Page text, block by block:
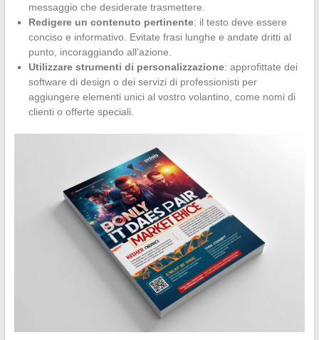
messaggio che desiderate trasmettere.
Redigere un contenuto pertinente: il testo deve essere
conciso e informativo. Evitate frasi lunghe e andate dritti al
punto, incoraggiando all’azione.
Utilizzare strumenti di personalizzazione: approfittate dei
software di design o dei servizi di professionisti per
aggiungere elementi unici al vostro volantino, come nomi di
clienti o offerte speciali.